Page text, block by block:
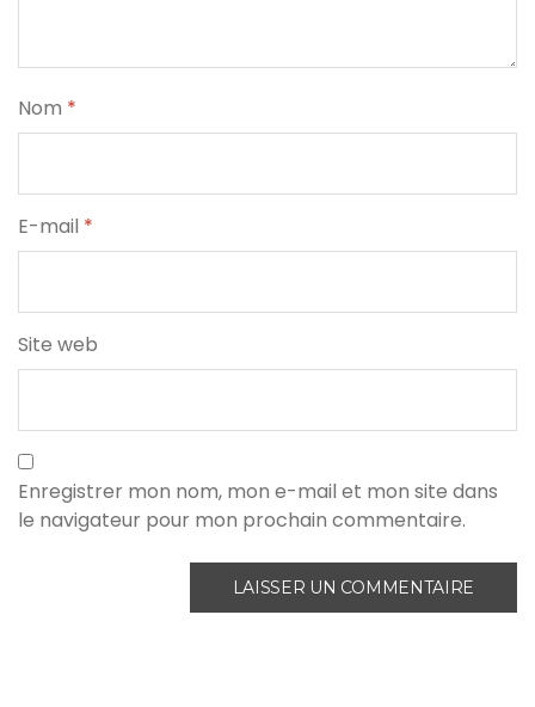
Nom *
E-mail *
Site web
Enregistrer mon nom, mon e-mail et mon site dans
le navigateur pour mon prochain commentaire.